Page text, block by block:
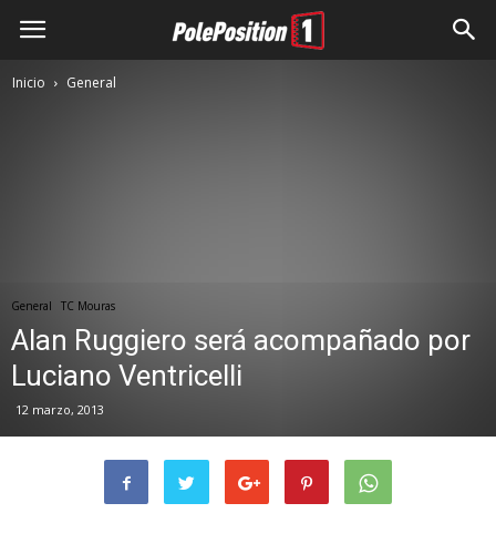
Inicio General
General TC Mouras
Alan Ruggiero será acompañado por
Luciano Ventricelli
12 marzo, 2013